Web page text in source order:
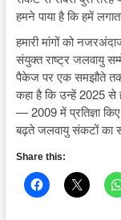
हमने पाया है कि हमें
हमारी मांगों को
संयुक्त राष्ट्र जलवायु
पैकेज पर एक समझौते तक
कहा है कि उन्हें 2025
— 2009 में प्रतिज्ञा
बढ़ते जलवायु संकटों का
Share this: